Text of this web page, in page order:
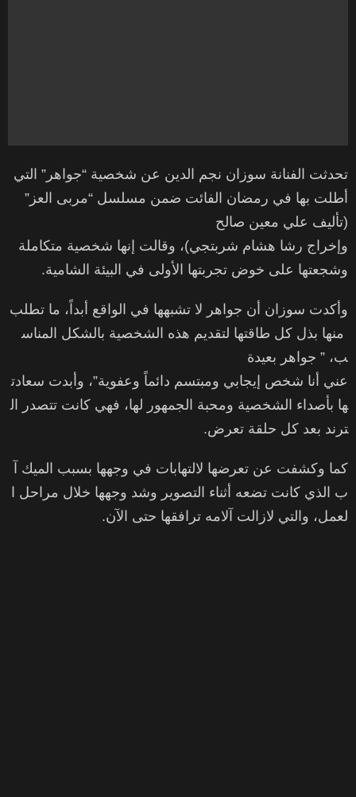
تحدثت الفنانة سوزان نجم الدين عن شخصية “جواهر” التي
أطلت بها في رمضان الفائت ضمن مسلسل “مربى العز”
(تأليف علي معين صالح
وإخراج رشا هشام شربتجي)، وقالت إنها شخصية متكاملة
وشجعتها على خوض تجربتها الأولى في البيئة الشامية.
وأكدت سوزان أن جواهر لا تشبهها في الواقع أبداً، ما تطلب
منها بذل كل طاقتها لتقديم هذه الشخصية بالشكل المناس
ب، ” جواهر بعيدة
عني أنا شخص إيجابي ومبتسم دائماً وعفوية”، وأبدت سعادت
ها بأصداء الشخصية ومحبة الجمهور لها، فهي كانت تتصدر ال
ترند بعد كل حلقة تعرض.
كما وكشفت عن تعرضها لالتهابات في وجهها بسبب الميك آ
ب الذي كانت تضعه أثناء التصوير وشد وجهها خلال مراحل ا
لعمل، والتي لازالت آلامه ترافقها حتى الآن.